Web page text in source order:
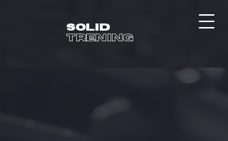
SOLID
TRENING